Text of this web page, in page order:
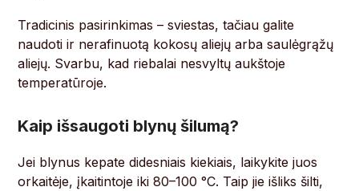
Tradicinis pasirinkimas – sviestas, tačiau galite
naudoti ir nerafinuotą kokosų aliejų arba saulėgrąžų
aliejų. Svarbu, kad riebalai nesvyltų aukštoje
temperatūroje.
Kaip išsaugoti blynų šilumą?
Jei blynus kepate didesniais kiekiais, laikykite juos
orkaitėje, įkaitintoje iki 80–100 °C. Taip jie išliks šilti,